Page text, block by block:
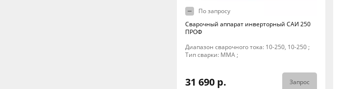
По запросу
Сварочный аппарат инверторный САИ 250
ПРОФ
Диапазон сварочного тока: 10-250, 10-250 ;
Тип сварки: MMA ;
31 690 р. Запрос